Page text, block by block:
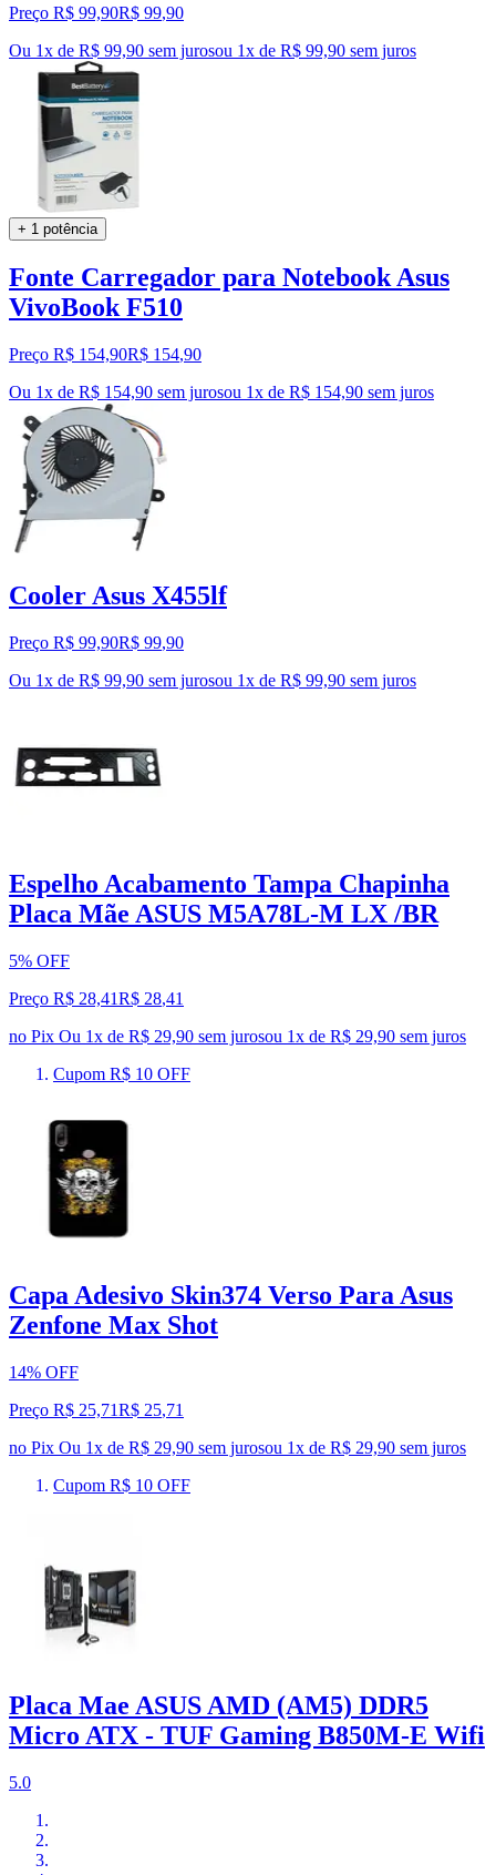
Preço R$ 99,90R$ 99,90
Ou 1x de R$ 99,90 sem jurosou 1x de R$ 99,90 sem juros
+ 1 potência
Fonte Carregador para Notebook Asus
VivoBook F510
Preço R$ 154,90R$ 154,90
Ou 1x de R$ 154,90 sem jurosou 1x de R$ 154,90 sem juros
Cooler Asus X455lf
Preço R$ 99,90R$ 99,90
Ou 1x de R$ 99,90 sem jurosou 1x de R$ 99,90 sem juros
Espelho Acabamento Tampa Chapinha
Placa Mãe ASUS M5A78L-M LX /BR
5% OFF
Preço R$ 28,41R$ 28,41
no Pix Ou 1x de R$ 29,90 sem jurosou 1x de R$ 29,90 sem juros
Cupom R$ 10 OFF
Capa Adesivo Skin374 Verso Para Asus
Zenfone Max Shot
14% OFF
Preço R$ 25,71R$ 25,71
no Pix Ou 1x de R$ 29,90 sem jurosou 1x de R$ 29,90 sem juros
Cupom R$ 10 OFF
Placa Mae ASUS AMD (AM5) DDR5
Micro ATX - TUF Gaming B850M-E Wifi
5.0